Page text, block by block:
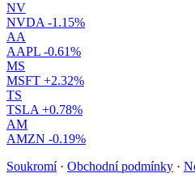
NV
NVDA -1.15%
AA
AAPL -0.61%
MS
MSFT +2.32%
TS
TSLA +0.78%
AM
AMZN -0.19%
Soukromí · Obchodní podmínky ·